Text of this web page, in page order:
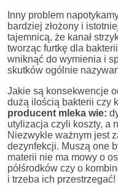
Inny problem
bardziej złożony i
tajemnicą, że kanał
tworząc furtkę dla
wniknąć do wymienia i
skutków ogólnie
Jakie są konsekwencje
dużą ilością bakterii czy
producent mleka wie:
utylizacja czyli koszty, a
Niezwykle ważnym jest
dezynfekcji. Muszą one
materii nie ma mowy o
półśrodków czy o
i trzeba ich przestrzegać!